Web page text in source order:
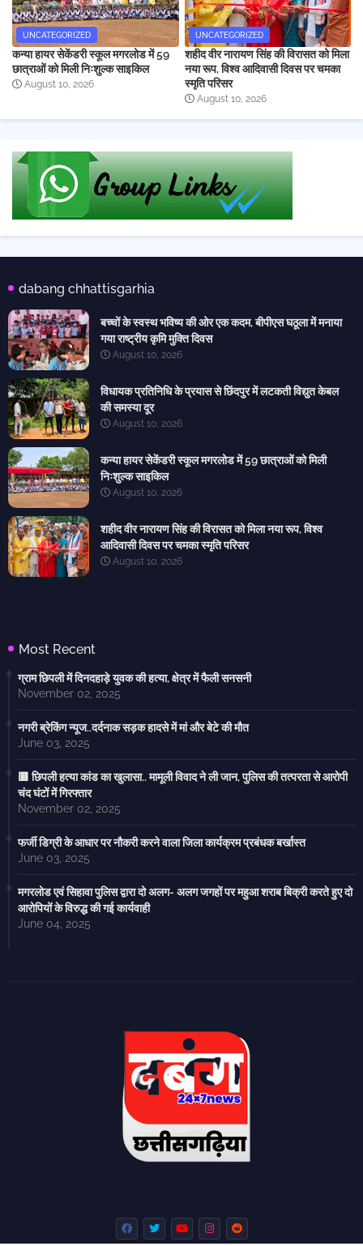
UNCATEGORIZED
कन्या हायर सेकेंडरी स्कूल मगरलोड में 59
छात्राओं को मिली निःशुल्क साइकिल
August 10, 2026
UNCATEGORIZED
शहीद वीर नारायण सिंह की विरासत को मिला
नया रूप, विश्व आदिवासी दिवस पर चमका
स्मृति परिसर
August 10, 2026
dabang chhattisgarhia
बच्चों के स्वस्थ भविष्य की ओर एक कदम, बीपीएस घठूला में मनाया
गया राष्ट्रीय कृमि मुक्ति दिवस
August 10, 2026
विधायक प्रतिनिधि के प्रयास से छिंदपुर में लटकती विद्युत केबल
की समस्या दूर
August 10, 2026
कन्या हायर सेकेंडरी स्कूल मगरलोड में 59 छात्राओं को मिली
निःशुल्क साइकिल
August 10, 2026
शहीद वीर नारायण सिंह की विरासत को मिला नया रूप, विश्व
आदिवासी दिवस पर चमका स्मृति परिसर
August 10, 2026
Most Recent
ग्राम छिपली में दिनदहाड़े युवक की हत्या, क्षेत्र में फैली सनसनी
November 02, 2025
नगरी ब्रेकिंग न्यूज..दर्दनाक सड़क हादसे में मां और बेटे की मौत
June 03, 2025
🟥 छिपली हत्या कांड का खुलासा.. मामूली विवाद ने ली जान, पुलिस की तत्परता से आरोपी
चंद घंटों में गिरफ्तार
November 02, 2025
फर्जी डिग्री के आधार पर नौकरी करने वाला जिला कार्यक्रम प्रबंधक बर्खास्त
June 03, 2025
मगरलोड एवं सिहावा पुलिस द्वारा दो अलग- अलग जगहों पर महुआ शराब बिक्री करते हुए दो
आरोपियों के विरुद्ध की गई कार्यवाही
June 04, 2025